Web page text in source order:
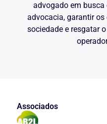
advogado em busca
advocacia, garantir
sociedade e resgatar
Associados